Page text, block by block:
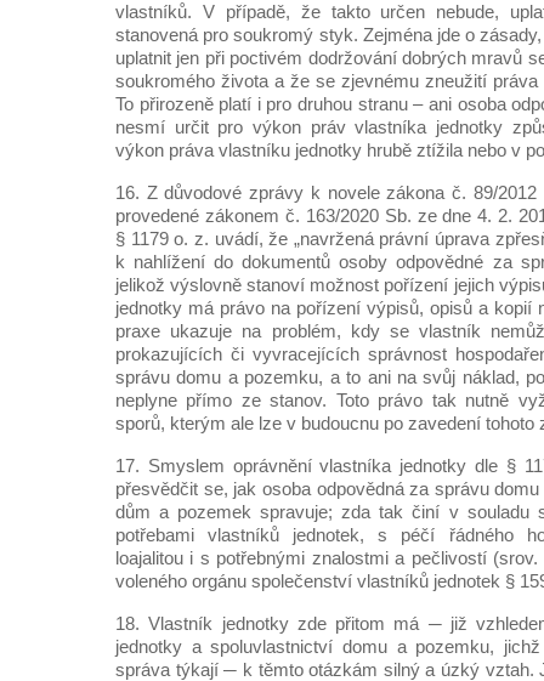
vlastníků. V případě, že takto určen nebude,
stanovená pro soukromý styk. Zejména jde o
uplatnit jen při poctivém dodržování dobrých mravů
soukromého života a že se zjevnému zneužití
To přirozeně platí i pro druhou stranu – ani osoba
nesmí určit pro výkon práv vlastníka jednotky
výkon práva vlastníku jednotky hrubě ztížila nebo v
16. Z důvodové zprávy k novele zákona č. 89/
provedené zákonem č. 163/2020 Sb. ze dne 4. 2.
§ 1179 o. z. uvádí, že „navržená právní úprava
k nahlížení do dokumentů osoby odpovědné za
jelikož výslovně stanoví možnost pořízení jejich
jednotky má právo na pořízení výpisů, opisů a kopií
praxe ukazuje na problém, kdy se vlastník
prokazujících či vyvracejících správnost
správu domu a pozemku, a to ani na svůj náklad,
neplyne přímo ze stanov. Toto právo tak nutně
sporů, kterým ale lze v budoucnu po zavedení tohoto
17. Smyslem oprávnění vlastníka jednotky dle §
přesvědčit se, jak osoba odpovědná za správu
dům a pozemek spravuje; zda tak činí v souladu
potřebami vlastníků jednotek, s péčí řádného
loajalitou i s potřebnými znalostmi a pečlivostí
voleného orgánu společenství vlastníků jednotek §
18. Vlastník jednotky zde přitom má ─ již
jednotky a spoluvlastnictví domu a pozemku,
správa týkají ─ k těmto otázkám silný a úzký vztah.